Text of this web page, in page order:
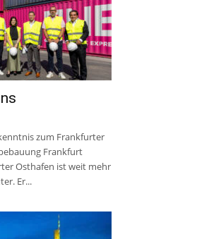
zum Frankfurter
Frankfurt
Osthafen ist weit mehr
Er...